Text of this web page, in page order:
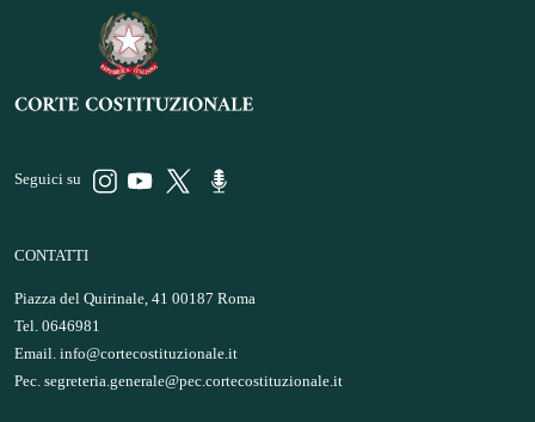
Seguici su
CONTATTI
Piazza del Quirinale, 41 00187 Roma
Tel. 0646981
Email. info@cortecostituzionale.it
Pec. segreteria.generale@pec.cortecostituzionale.it